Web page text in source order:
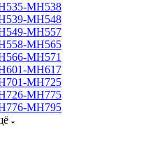
МН538
МН548
МН557
МН565
МН571
МН617
МН725
МН775
МН795